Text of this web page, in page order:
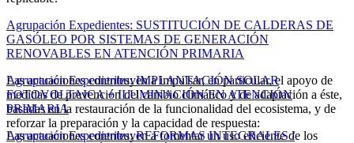
Agrupación Expedientes: SUSTITUCIÓN DE CALDERAS DE
GASÓLEO POR SISTEMAS DE GENERACIÓN
RENOVABLES EN ATENCIÓN PRIMARIA
Las actuaciones contribuyen a impulsar, en particular, el apoyo de
medidas de prevención del cambio climático y de adaptación a éste,
basadas en la restauración de la funcionalidad del ecosistema, y de
reforzar la preparación y la capacidad de respuesta:
Agrupación Expedientes: IMPLANTACIÓN SOLAR
FOTOVOLTAICA + ILUMINACIÓN EN ATENCIÓN
PRIMARIA
Las actuaciones contribuyen a fomentar un uso eficiente de los
Agrupación Expedientes: REFORMAS INTEGRALES /